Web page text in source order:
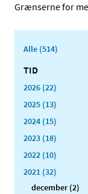
Grænserne for
Alle (514)
TID
2026 (22)
2025 (13)
2024 (15)
2023 (18)
2022 (10)
2021 (32)
december (2)